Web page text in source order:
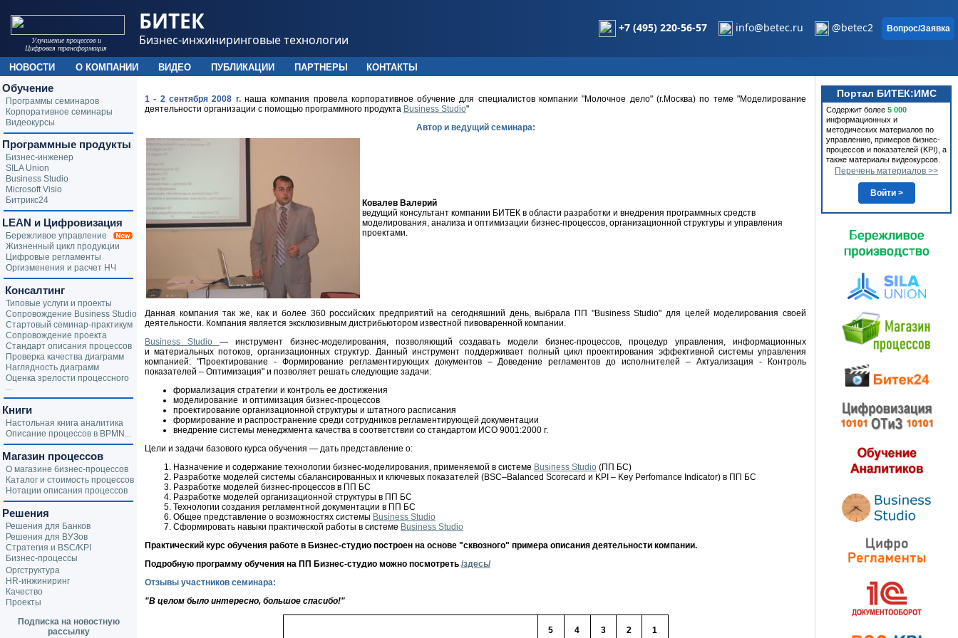
1 - 2 сентября 2008 г.наша компания провела корпоративное обучение для специалистов компании "Молочное дело" (г.Москва) по теме "Моделирование
деятельности организации с помощью программного продукта Business Studio"
Автор и ведущий семинара:
Ковалев Валерий
ведущий консультант компании БИТЕК в области разработки и внедрения программных средств
моделирования, анализа и оптимизации бизнес-процессов, организационной структуры и управления
проектами.
Данная компания так же, как и более 360 российских предприятий на сегодняшний день, выбрала ПП "Business Studio" для целей моделирования своей
деятельности. Компания является эксклюзивным дистрибьютором известной пивоваренной компании.
Business Studio — инструмент бизнес-моделирования, позволяющий создавать модели бизнес-процессов, процедур управления, информационных
и материальных потоков, организационных структур. Данный инструмент поддерживает полный цикл проектирования эффективной системы управления
компанией: "Проектирование - Формирование регламентирующих документов – Доведение регламентов до исполнителей – Актуализация - Контроль
показателей – Оптимизация" и позволяет решать следующие задачи:
формализация стратегии и контроль ее достижения
моделирование и оптимизация бизнес-процессов
проектирование организационной структуры и штатного расписания
формирование и распространение среди сотрудников регламентирующей документации
внедрение системы менеджмента качества в соответствии со стандартом ИСО 9001:2000 г.
Цели и задачи базового курса обучения — дать представление о:
Назначение и содержание технологии бизнес-моделирования, применяемой в системе Business Studio (ПП БС)
Разработке моделей системы сбалансированных и ключевых показателей (BSC–Balanced Scorecard и KPI – Key Perfomance Indicator) в ПП БС
Разработке моделей бизнес-процессов в ПП БС
Разработке моделей организационной структуры в ПП БС
Технологии создания регламентной документации в ПП БС
Общее представление о возможностях системы Business Studio
Сформировать навыки практической работы в системе Business Studio
Практический курс обучения работе в Бизнес-студио построен на основе "сквозного" примера описания деятельности компании.
Подробную программу обучения на ПП Бизнес-студио можно посмотреть /здесь/
Отзывы участников семинара:
"В целом было интересно, большое спасибо!"
5 4 3 2 1
Портал БИТЕК:ИМС
Содержит более 5 000
информационных и
методических материалов по
управлению, примеров бизнес-
процессов и показателей (KPI), а
также материалы видеокурсов.
Перечень материалов >>
Войти >
Обучение
Программы семинаров
Корпоративное семинары
Видеокурсы
Программные продукты
Бизнес-инженер
SILA Union
Business Studio
Microsoft Visio
Битрикс24
LEAN и Цифровизация
Бережливое управление
Жизненный цикл продукции
Цифровые регламенты
Оргизменения и расчет НЧ
Консалтинг
Типовые услуги и проекты
Сопровождение Business Studio
Стартовый семинар-практикум
Сопровождение проекта
Стандарт описания процессов
Проверка качества диаграмм
Наглядность диаграмм
Оценка зрелости процессного
...
Книги
Настольная книга аналитика
Описание процессов в BPMN...
Магазин процессов
О магазине бизнес-процессов
Каталог и стоимость процессов
Нотации описания процессов
Решения
Решения для Банков
Решения для ВУЗов
Стратегия и BSC/KPI
Бизнес-процессы
Оргструктура
HR-инжиниринг
Качество
Проекты
Подписка на новостную
рассылку
Улучшение процессов и
Цифровая трансформация
БИТЕК
Бизнес-инжиниринговые технологии
+7 (495) 220-56-57 info@betec.ru @betec2 Вопрос/Заявка
НОВОСТИ О КОМПАНИИ ВИДЕО ПУБЛИКАЦИИ ПАРТНЕРЫ КОНТАКТЫ